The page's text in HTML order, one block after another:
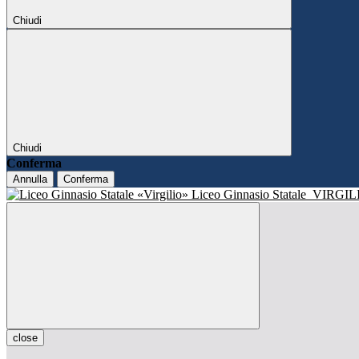
Chiudi
Chiudi
Conferma
Annulla Conferma
Liceo Ginnasio Statale
close